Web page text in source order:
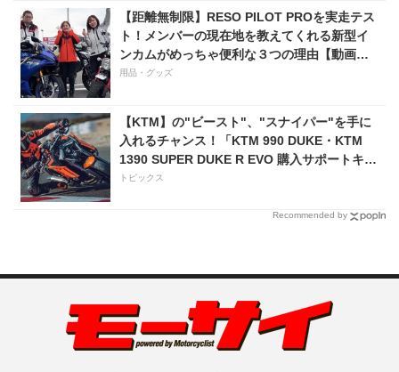
【距離無制限】RESO PILOT PROを実走テス
ト！メンバーの現在地を教えてくれる新型イ
ンカムがめっちゃ便利な３つの理由【動画付
き】
用品・グッズ
【KTM】の"ビースト"、"スナイパー"を手に
入れるチャンス！「KTM 990 DUKE・KTM
1390 SUPER DUKE R EVO 購入サポートキャ
ンペーン」
トピックス
Recommended by